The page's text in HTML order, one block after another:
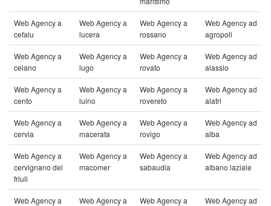
Web Agency a
cefalu
Web Agency a
lucera
Web Agency a
rossano
Web Agency ad
agropoli
Web Agency a
celano
Web Agency a
lugo
Web Agency a
rovato
Web Agency ad
alassio
Web Agency a
cento
Web Agency a
luino
Web Agency a
rovereto
Web Agency ad
alatri
Web Agency a
cervia
Web Agency a
macerata
Web Agency a
rovigo
Web Agency ad
alba
Web Agency a
cervignano del
friuli
Web Agency a
macomer
Web Agency a
sabaudia
Web Agency ad
albano laziale
Web Agency a
Web Agency a
Web Agency a
Web Agency ad